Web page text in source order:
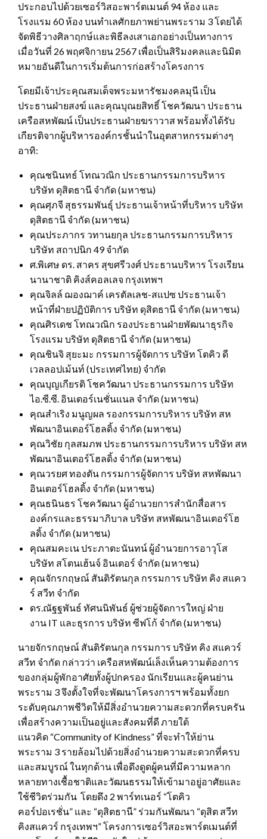
ประกอบไปด้วยเซอร์วิสอะพาร์ตเมนต์ 94 ห้อง และ
โรงแรม 60 ห้อง บนทำเลศักยภาพย่านพระราม 3 โดยได้
จัดพิธีวางศิลาฤกษ์และพิธีลงเสาเอกอย่างเป็นทางการ
เมื่อวันที่ 26 พฤศจิกายน 2567 เพื่อเป็นสิริมงคลและนิมิต
หมายอันดีในการเริ่มต้นการก่อสร้างโครงการ
โดยมีเจ้าประคุณสมเด็จพระมหารัชมงคลมุนี เป็น
ประธานฝ่ายสงฆ์ และคุณบุณยสิทธิ์ โชควัฒนา ประธาน
เครือสหพัฒน์ เป็นประธานฝ่ายฆราวาส พร้อมทั้งได้รับ
เกียรติจากผู้บริหารองค์กรชั้นนำในอุตสาหกรรมต่างๆ
อาทิ:
คุณชนินทธ์ โทณวณิก ประธานกรรมการบริหาร
บริษัท ดุสิตธานี จำกัด (มหาชน)
คุณศุภจี สุธรรมพันธุ์ ประธานเจ้าหน้าที่บริหาร บริษัท
ดุสิตธานี จำกัด (มหาชน)
คุณประภากร วทานยกุล ประธานกรรมการบริหาร
บริษัท สถาปนิก 49 จำกัด
ศ.พิเศษ ดร. สาคร สุขศรีวงศ์ ประธานบริหาร โรงเรียน
นานาชาติ คิงส์คอลเลจ กรุงเทพฯ
คุณจิลล์ ฌองฌาค์ เครตัลเลช-สแปซ ประธานเจ้า
หน้าที่ฝ่ายปฏิบัติการ บริษัท ดุสิตธานี จำกัด (มหาชน)
คุณศิรเดช โทณวณิก รองประธานฝ่ายพัฒนาธุรกิจ
โรงแรม บริษัท ดุสิตธานี จำกัด (มหาชน)
คุณชินจิ สุยะมะ กรรมการผู้จัดการ บริษัท โตคิว ดี
เวลลอปเม้นท์ (ประเทศไทย) จำกัด
คุณบุญเกียรติ โชควัฒนา ประธานกรรมการ บริษัท
ไอ.ซี.ซี. อินเตอร์เนชั่นแนล จำกัด (มหาชน)
คุณสำเริง มนูญผล รองกรรมการบริหาร บริษัท สห
พัฒนาอินเตอร์โฮลดิ้ง จำกัด (มหาชน)
คุณวิชัย กุลสมภพ ประธานกรรมการบริหาร บริษัท สห
พัฒนาอินเตอร์โฮลดิ้ง จำกัด (มหาชน)
คุณวรยศ ทองตัน กรรมการผู้จัดการ บริษัท สหพัฒนา
อินเตอร์โฮลดิ้ง จำกัด (มหาชน)
คุณธนินธร โชควัฒนา ผู้อำนวยการสำนักสื่อสาร
องค์กรและธรรมาภิบาล บริษัท สหพัฒนาอินเตอร์โฮ
ลดิ้ง จำกัด (มหาชน)
คุณสมคะเน ประภาตะนันทน์ ผู้อำนวยการอาวุโส
บริษัท สโตนเฮ้นจ์ อินเตอร์ จำกัด (มหาชน)
คุณจักรกฤษณ์ สันติรัตนกุล กรรมการ บริษัท คิง สแคว
ร์ สวีท จำกัด
ดร.ณัฐฐพันธ์ ทัศนนิพันธ์ ผู้ช่วยผู้จัดการใหญ่ ฝ่าย
งาน IT และธุรการ บริษัท ซีฟโก้ จำกัด (มหาชน)
นายจักรกฤษณ์ สันติรัตนกุล กรรมการ บริษัท คิง สแควร์
สวีท จำกัด กล่าวว่า เครือสหพัฒน์เล็งเห็นความต้องการ
ของกลุ่มผู้พักอาศัยทั้งผู้ปกครอง นักเรียนและผู้คนย่าน
พระราม 3 จึงตั้งใจที่จะพัฒนาโครงการฯ พร้อมทั้งยก
ระดับคุณภาพชีวิตให้มีสิ่งอำนวยความสะดวกที่ครบครัน
เพื่อสร้างความเป็นอยู่และสังคมที่ดี ภายใต้
แนวคิด “Community of Kindness” ที่จะทำให้ย่าน
พระราม 3 รายล้อมไปด้วยสิ่งอำนวยความสะดวกที่ครบ
และสมบูรณ์ ในทุกด้าน เพื่อดึงดูดผู้คนที่มีความหลาก
หลายทางเชื้อชาติและวัฒนธรรมให้เข้ามาอยู่อาศัยและ
ใช้ชีวิตร่วมกัน โดยดึง 2 พาร์ทเนอร์ “โตคิว
คอร์ปอเรชั่น” และ “ดุสิตธานี” ร่วมกันพัฒนา “ดุสิต สวีท
คิงสแควร์ กรุงเทพฯ” โครงการเซอร์วิสอะพาร์ตเมนต์ที่